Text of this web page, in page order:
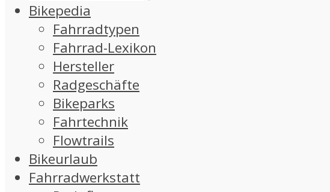
Bikepedia
Fahrradtypen
Fahrrad-Lexikon
Hersteller
Radgeschäfte
Bikeparks
Fahrtechnik
Flowtrails
Bikeurlaub
Fahrradwerkstatt